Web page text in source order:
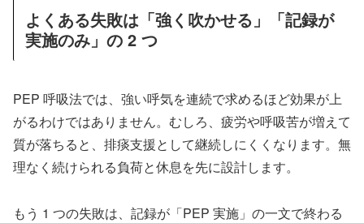
よくある失敗は「強く吹かせる」「記録が
実施のみ」の 2 つ
PEP 呼吸法では、強い呼気を連続で求めるほど効果が上
がるわけではありません。むしろ、疲労や呼吸苦が増えて
質が落ちると、排痰支援として継続しにくくなります。無
理なく続けられる負荷と休息を先に設計します。
もう 1 つの失敗は、記録が「PEP 実施」の一文で終わる